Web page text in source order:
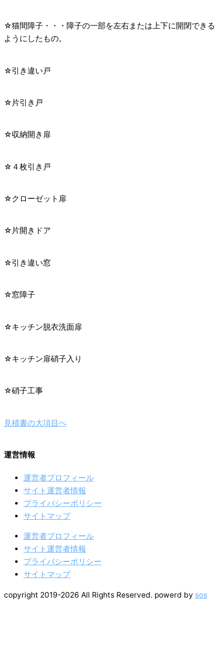
☆猫間障子・・・障子の一部を左右または上下に開閉できる
ようにしたもの。
☆引き違い戸
☆片引き戸
☆収納開き扉
☆４枚引き戸
☆クローゼット扉
☆片開きドア
☆引き違い窓
☆窓障子
☆キッチン脱衣洗面扉
☆キッチン扉硝子入り
☆硝子工事
見積書の大項目へ
運営情報
運営者プロフィール
サイト運営者情報
プライバシーポリシー
サイトマップ
運営者プロフィール
サイト運営者情報
プライバシーポリシー
サイトマップ
copyright 2019-2026 All Rights Reserved. powerd by sos